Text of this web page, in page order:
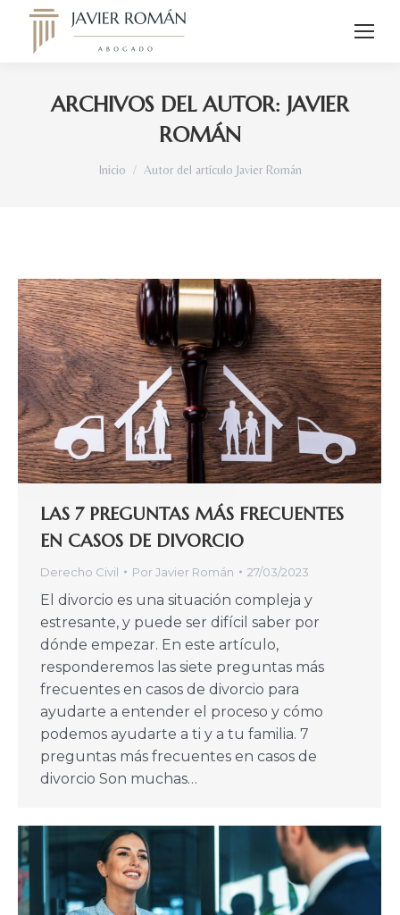
ARCHIVOS DEL AUTOR: JAVIER
ROMÁN
Estás aquí:
Inicio Autor del artículo Javier Román
LAS 7 PREGUNTAS MÁS FRECUENTES
EN CASOS DE DIVORCIO
Derecho Civil PorJavier Román 27/03/2023
El divorcio es una situación compleja y
estresante, y puede ser difícil saber por
dónde empezar. En este artículo,
responderemos las siete preguntas más
frecuentes en casos de divorcio para
ayudarte a entender el proceso y cómo
podemos ayudarte a ti y a tu familia. 7
preguntas más frecuentes en casos de
divorcio Son muchas…